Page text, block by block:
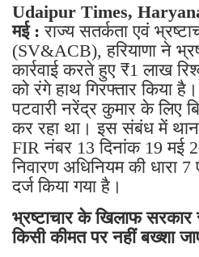
Udaipur Times,
मई :राज्य सतर्कता एवं
(SV&ACB), हरियाणा ने
कार्रवाई करते हुए ₹1 लाख
को रंगे हाथ गिरफ्तार किया
पटवारी नरेंद्र कुमार के लिए
कर रहा था। इस संबंध में
FIR नंबर 13 दिनांक 19 मई
निवारण अधिनियम की धारा
दर्ज किया गया है।
भ्रष्टाचार के खिलाफ सरकार
किसी कीमत पर नहीं बख्शा